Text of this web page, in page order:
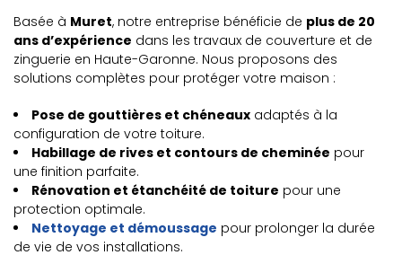
Basée à Muret, notre entreprise bénéficie de plus de 20
ans d’expérience dans les travaux de couverture et de
zinguerie en Haute-Garonne. Nous proposons des
solutions complètes pour protéger votre maison :
Pose de gouttières et chéneaux adaptés à la
configuration de votre toiture.
Habillage de rives et contours de cheminée pour
une finition parfaite.
Rénovation et étanchéité de toiture pour une
protection optimale.
Nettoyage et démoussage pour prolonger la durée
de vie de vos installations.